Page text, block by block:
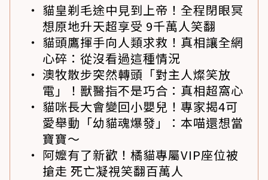
貓皇剃毛途中見到上帝！全程閉眼冥
想原地升天超享受 9千萬人笑翻
貓頭鷹揮手向人類求救！真相讓全網
心碎：從沒看過這種情況
澳牧散步突然轉頭「對主人燦笑放
電」！獸醫指不是巧合：真相超窩心
貓咪長大會變回小嬰兒！專家揭4可
愛舉動「幼貓魂爆發」：本喵還想當
寶寶～
阿嬤有了新歡！橘貓專屬VIP座位被
搶走 死亡凝視笑翻百萬人